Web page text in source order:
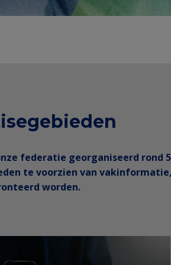
federatie georganiseerd rond
te voorzien van
worden.